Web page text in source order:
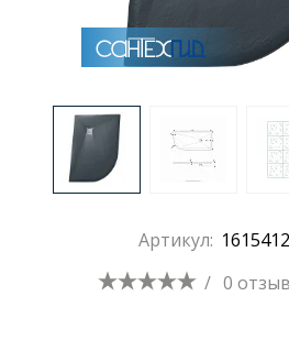
Аксессуары для
Душевые поддоны
Трапы для душевых
Артикул:
/ 0